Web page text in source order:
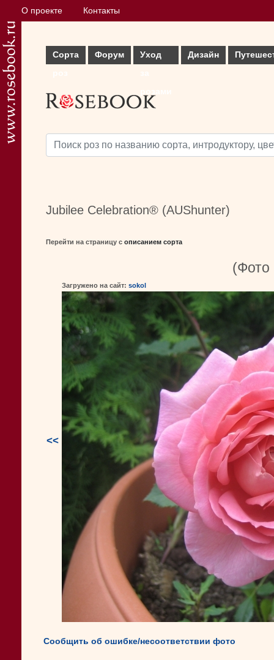
О проекте Контакты
Сорта
Форум
Уход
Дизайн
Jubilee Celebration® (AUShunter)
Перейти на страницу с описанием сорта
<<
(Фото
Загружено на сайт: sokol
Сообщить об ошибке/несоответствии фото